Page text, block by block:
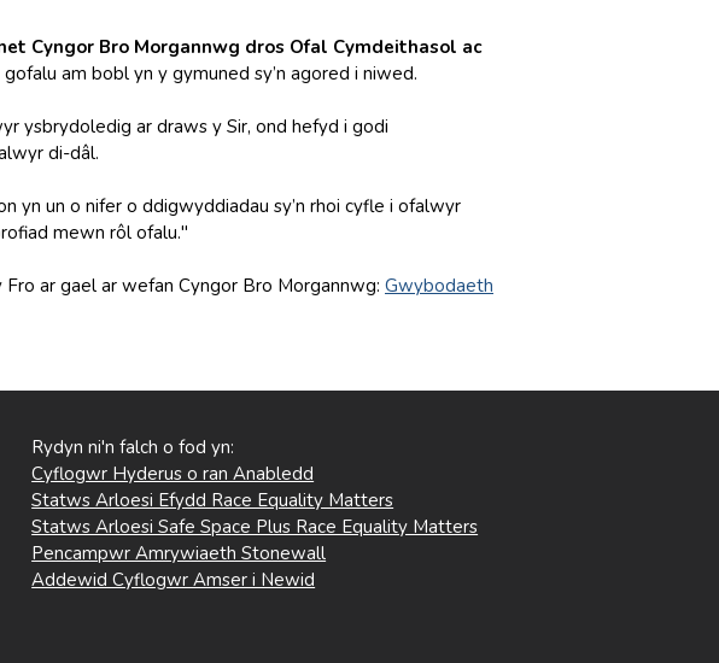
Cyngor Bro Morgannwg dros Ofal Cymdeithasol ac
am bobl yn y gymuned sy’n agored i niwed.
ysbrydoledig ar draws y Sir, ond hefyd i godi
di-dâl.
yn un o nifer o ddigwyddiadau sy’n rhoi cyfle i ofalwyr
mewn rôl ofalu."
ar gael ar wefan Cyngor Bro Morgannwg: Gwybodaeth
Rydyn ni'n falch o fod yn:
Cyflogwr Hyderus o ran Anabledd
Statws Arloesi Efydd Race Equality Matters
Statws Arloesi Safe Space Plus Race Equality Matters
Pencampwr Amrywiaeth Stonewall
Addewid Cyflogwr Amser i Newid